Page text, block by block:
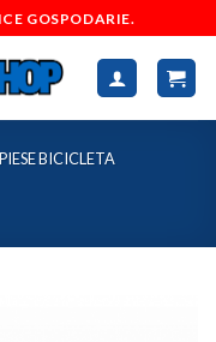
GOSPODARIE.
PIESE BICICLETA